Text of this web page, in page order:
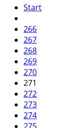
Start
266
267
268
269
270
271
272
273
274